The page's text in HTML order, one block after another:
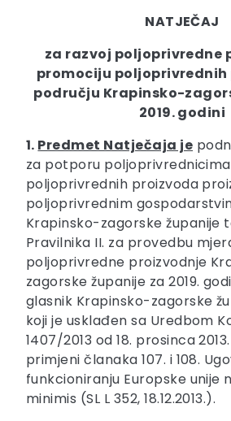
NATJEČAJ
za razvoj poljoprivredne
promociju poljoprivrednih
području Krapinsko-
2019. godini
1. Predmet Natječaja je
za potporu
poljoprivrednih proizvoda
poljoprivrednim
Krapinsko-zagorske županije
Pravilnika II. za provedbu
poljoprivredne proizvodnje
zagorske županije za 2019.
glasnik Krapinsko-zagorske
koji je usklađen sa Uredbom
1407/2013 od 18. prosinca
primjeni članaka 107. i 108.
funkcioniranju Europske unije
minimis (SL L 352, 18.12.2013.).